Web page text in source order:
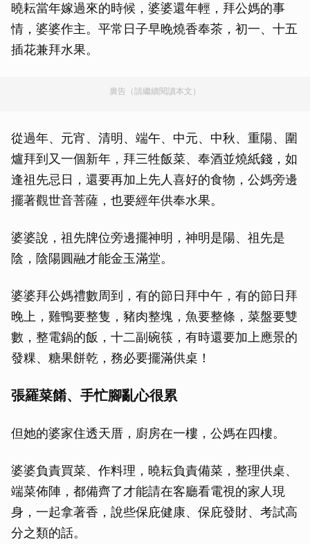
曉耘當年嫁過來的時候，婆婆還年輕，拜公媽的事
情，婆婆作主。平常日子早晚燒香奉茶，初一、十五
插花兼拜水果。
廣告（請繼續閱讀本文）
從過年、元宵、清明、端午、中元、中秋、重陽、圍
爐拜到又一個新年，拜三牲飯菜、奉酒並燒紙錢，如
逢祖先忌日，還要再加上先人喜好的食物，公媽旁邊
擺著觀世音菩薩，也要經年供奉水果。
婆婆說，祖先牌位旁邊擺神明，神明是陽、祖先是
陰，陰陽圓融才能金玉滿堂。
婆婆拜公媽禮數周到，有的節日拜中午，有的節日拜
晚上，雞鴨要整隻，豬肉整塊，魚要整條，菜盤要雙
數，整電鍋的飯，十二副碗筷，有時還要加上應景的
發粿、糖果餅乾，務必要擺滿供桌！
張羅菜餚、手忙腳亂心很累
但她的婆家住透天厝，廚房在一樓，公媽在四樓。
婆婆負責買菜、作料理，曉耘負責備菜，整理供桌、
端菜佈陣，都備齊了才能請在客廳看電視的家人現
身，一起拿著香，說些保庇健康、保庇發財、考試高
分之類的話。